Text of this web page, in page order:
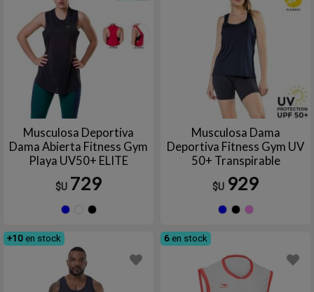
Musculosa Deportiva
Dama Abierta Fitness Gym
Playa UV50+ ELITE
$U 729
Musculosa Dama
Deportiva Fitness Gym UV
50+ Transpirable
Poliamida ELITE
$U 929
+10 en stock 6 en stock